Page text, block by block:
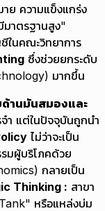
ย ความแข็งแกร่ง
าตรฐานสูง"
นคณะวิทยาการ
ซึ่งช่วยยกระดับ
มากขึ้น
านมันสมองและ
จ๋า แต่ในปัจจุบันถูกนำ
ไม่ว่าจะเป็น
มผู้บริโภคด้วย
กลายเป็น
Thinking : สาขา
หรือแหล่งบ่ม